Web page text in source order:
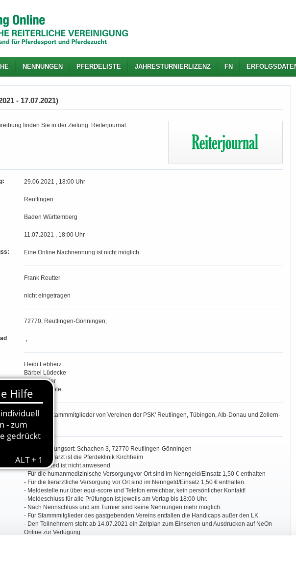
NENNUNGEN PFERDELISTE JAHRESTURNIERLIZENZ FN
- 17.07.2021)
finden Sie in der Zeitung: Reiterjournal.
29.06.2021 , 18:00 Uhr
Reutlingen
Baden Württemberg
11.07.2021 , 18:00 Uhr
Eine Online Nachnennung ist nicht möglich.
Frank Reutter
nicht eingetragen
72770, Reutlingen-Gönningen,
-, -
Heidi Lebherz
Bärbel Lüdecke
Franz Maier
Myriam Rehle
Prfg. 1-4: Stammmitglieder von Vereinen der PSK' Reutlingen, Tübingen, Alb-Donau und Zollern-
Alb.
- Veranstaltungsort: Schachen 3, 72770 Reutlingen-Gönningen
- Turniertierarzt ist die Pferdeklinik Kirchheim
- Hufschmied ist nicht anwesend
- Für die humanmedizinische Versorgungvor Ort sind im Nenngeld/Einsatz 1,50 € enthalten
- Für die tierärztliche Versorgung vor Ort sind im Nenngeld/Einsatz 1,50 € enthalten.
- Meldestelle nur über equi-score und Telefon erreichbar, kein persönlicher Kontakt!
- Meldeschluss für alle Prüfungen ist jeweils am Vortag bis 18:00 Uhr.
- Nach Nennschluss und am Turnier sind keine Nennungen mehr möglich.
- Für Stammmitglieder des gastgebenden Vereins entfallen die Handicaps außer den LK.
- Den Teilnehmern steht ab 14.07.2021 ein Zeitplan zum Einsehen und Ausdrucken auf NeOn
Online zur Verfügung.